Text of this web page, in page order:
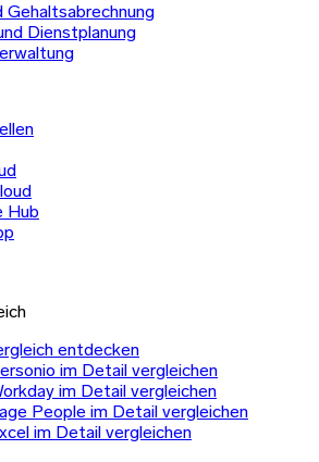
Gehaltsabrechnung
Dienstplanung
Hub
entdecken
im Detail vergleichen
im Detail vergleichen
People im Detail vergleichen
im Detail vergleichen